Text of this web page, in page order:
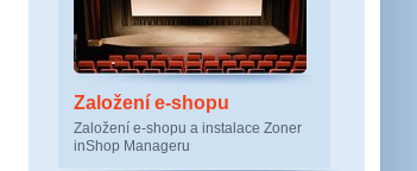
Založení e-shopu
Založení e-shopu a instalace Zoner
inShop Manageru